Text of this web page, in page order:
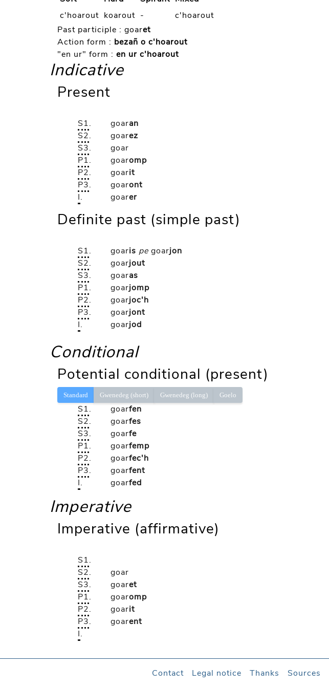
c'hoarout koarout -
c'hoarout
Past participle : goaret
Action form : bezañ o c'hoarout
"en ur" form : en ur c'hoarout
Indicative
Present
S1. goaran
S2. goarez
S3.
goar
P1. goaromp
P2. goarit
P3. goaront
I. goarer
Definite past (simple past)
S1. goaris pe goarjon
S2. goarjout
S3. goaras
P1. goarjomp
P2. goarjoc'h
P3. goarjont
I. goarjod
Conditional
Potential conditional (present)
Standard Gwenedeg (short) Gwenedeg (long) Goelo
S1. goarfen
S2. goarfes
S3. goarfe
P1. goarfemp
P2. goarfec'h
P3. goarfent
I. goarfed
Imperative
Imperative (affirmative)
S1.
S2.
goar
S3. goaret
P1. goaromp
P2. goarit
P3. goarent
I.
Contact Legal notice Thanks Sources